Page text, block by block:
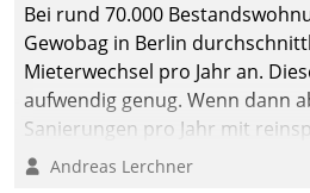
Bei rund 70.000
Gewobag in Berlin
Mieterwechsel pro Jahr an.
aufwendig genug. Wenn dann
Sanierungen pro Jahr mit
Betreuungs- und
Andreas Lerchner